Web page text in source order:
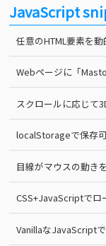
JavaScript
任意のHTML要素を
Webページに「
スクロールに応じて
localStorageで保存
目線がマウスの動き
CSS+JavaScriptでロ
VanillaなJavaScript